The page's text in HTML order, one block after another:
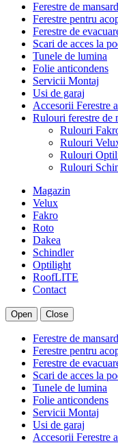
Ferestre de
Ferestre pentru
Ferestre de
Scari de acces la
Tunele de lumina
Folie anticondens
Servicii Montaj
Usi de garaj
Accesorii Ferestre
Rulouri ferestre de
Rulouri
Rulouri
Rulouri
Rulouri
Magazin
Velux
Fakro
Roto
Dakea
Schindler
Optilight
RoofLITE
Contact
Open Close
Ferestre de
Ferestre pentru
Ferestre de
Scari de acces la
Tunele de lumina
Folie anticondens
Servicii Montaj
Usi de garaj
Accesorii Ferestre